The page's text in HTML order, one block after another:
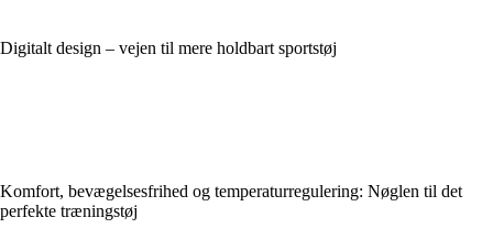
Digitalt design – vejen til mere holdbart sportstøj
Komfort, bevægelsesfrihed og temperaturregulering: Nøglen til det
perfekte træningstøj